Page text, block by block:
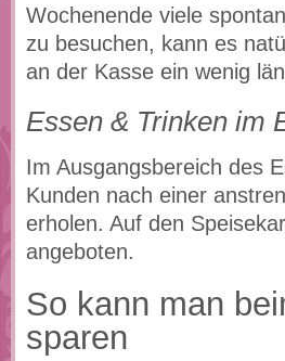
Wochenende viele
zu besuchen, kann es
an der Kasse ein wenig
Essen & Trinken im
Im Ausgangsbereich des
Kunden nach einer
erholen. Auf den
angeboten.
So kann man
sparen